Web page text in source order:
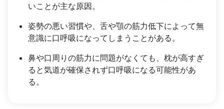
いことが主な原因。
姿勢の悪い習慣や、舌や顎の筋力低下によって無
意識に口呼吸になってしまうことがある。
鼻や口周りの筋力に問題がなくても、枕が高すぎ
ると気道が確保されず口呼吸になる可能性があ
る。